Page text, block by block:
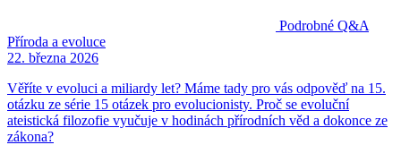
Podrobné Q&A
Příroda a evoluce
22. března 2026
Věříte v evoluci a miliardy let? Máme tady pro vás odpověď na 15.
otázku ze série 15 otázek pro evolucionisty. Proč se evoluční
ateistická filozofie vyučuje v hodinách přírodních věd a dokonce ze
zákona?